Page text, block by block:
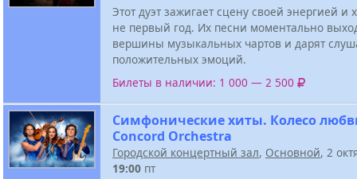
Этот дуэт зажигает сцену своей энергией и
не первый год. Их песни моментально
вершины музыкальных чартов и дарят
положительных эмоций.
Билеты в наличии: 1 000 — 2 500
Симфонические хиты. Колесо
Concord Orchestra
Городской концертный зал, Основной, 2
19:00 пт